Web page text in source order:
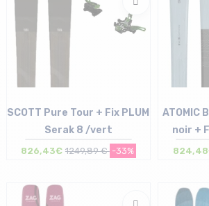
SCOTT Pure Tour + Fix PLUM
Serak 8 /vert
826,43€ 1249,89 € -33%
ATOMIC
noir +